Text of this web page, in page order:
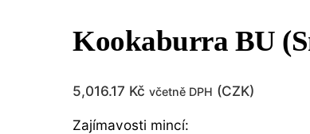
Kookaburra BU
5,016.17 Kč včetně DPH (CZK)
Zajímavosti mincí: